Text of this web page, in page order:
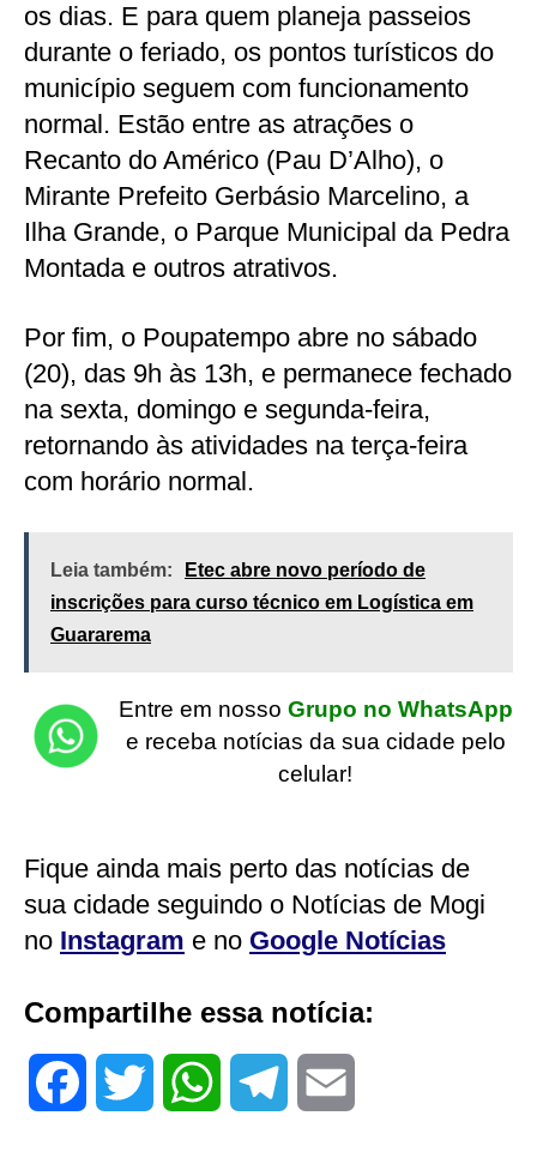
os dias. E para quem planeja passeios
durante o feriado, os pontos turísticos do
município seguem com funcionamento
normal. Estão entre as atrações o
Recanto do Américo (Pau D’Alho), o
Mirante Prefeito Gerbásio Marcelino, a
Ilha Grande, o Parque Municipal da Pedra
Montada e outros atrativos.
Por fim, o Poupatempo abre no sábado
(20), das 9h às 13h, e permanece fechado
na sexta, domingo e segunda-feira,
retornando às atividades na terça-feira
com horário normal.
Leia também:
Etec abre novo período de
inscrições para curso técnico em Logística em
Guararema
Entre em nosso Grupo no WhatsApp
e receba notícias da sua cidade pelo
celular!
Fique ainda mais perto das notícias de
sua cidade seguindo o Notícias de Mogi
no Instagram e no Google Notícias
Compartilhe essa notícia: